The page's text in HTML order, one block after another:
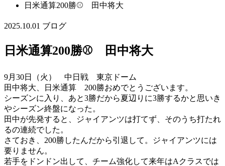
日米通算200勝⚾ 田中将大
2025.10.01 ブログ
日米通算200勝⚾ 田中将大
9月30日（火） 中日戦 東京ドーム
田中将大、日米通算 200勝おめでとうございます。
シーズンに入り、あと3勝だから夏辺りに3勝するかと思いき
やシーズン終盤になった。
田中が先発すると、ジャイアンツは打てず、そのうち打たれ
るの連続でした。
さておき、200勝したんだから引退して。ジャイアンツには
要りません。
若手をドンドン出して、チーム強化して来年はAクラスでは